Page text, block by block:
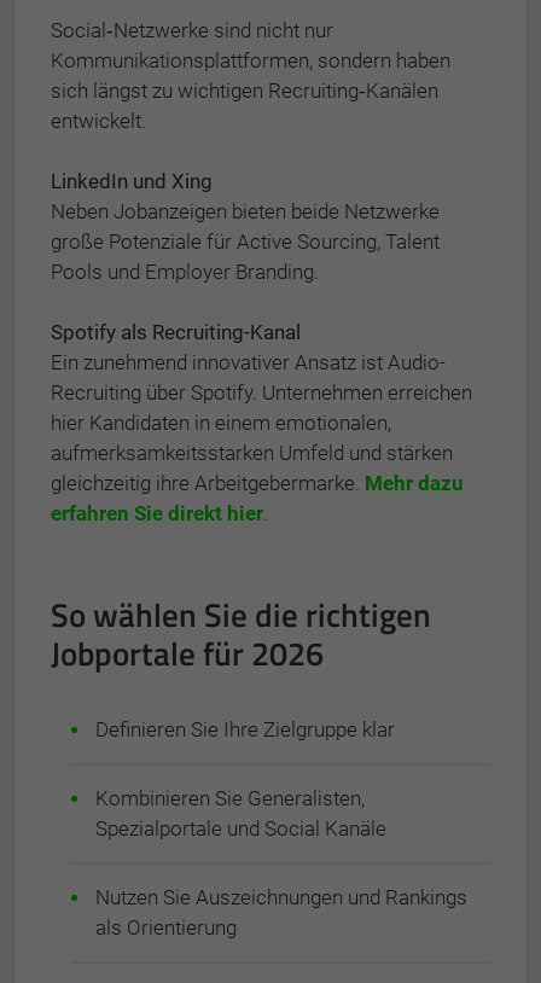
Social‑Netzwerke sind nicht nur
Kommunikationsplattformen, sondern haben
sich längst zu wichtigen Recruiting‑Kanälen
entwickelt.
LinkedIn und Xing
Neben Jobanzeigen bieten beide Netzwerke
große Potenziale für Active Sourcing, Talent
Pools und Employer Branding.
Spotify als Recruiting-Kanal
Ein zunehmend innovativer Ansatz ist Audio-
Recruiting über Spotify. Unternehmen erreichen
hier Kandidaten in einem emotionalen,
aufmerksamkeitsstarken Umfeld und stärken
gleichzeitig ihre Arbeitgebermarke. Mehr dazu
erfahren Sie direkt hier.
So wählen Sie die richtigen
Jobportale für 2026
Definieren Sie Ihre Zielgruppe klar
Kombinieren Sie Generalisten,
Spezialportale und Social Kanäle
Nutzen Sie Auszeichnungen und Rankings
als Orientierung